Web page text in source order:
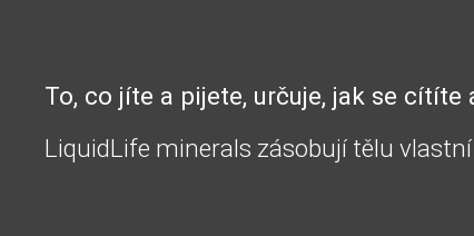
To, co jíte a pijete, určuje, jak se
LiquidLife minerals zásobují tělu